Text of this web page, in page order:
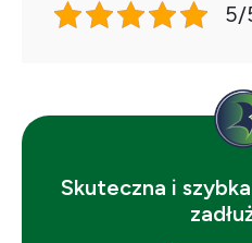
5/
Skuteczna i